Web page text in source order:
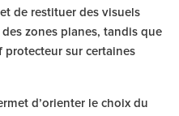
de restituer des visuels
zones planes, tandis que
protecteur sur certaines
d’orienter le choix du